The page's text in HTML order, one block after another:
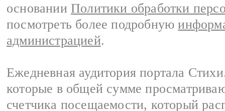
основании Политики обработки
посмотреть более подробную
администрацией.
Ежедневная аудитория портала
которые в общей сумме
счетчика посещаемости, который